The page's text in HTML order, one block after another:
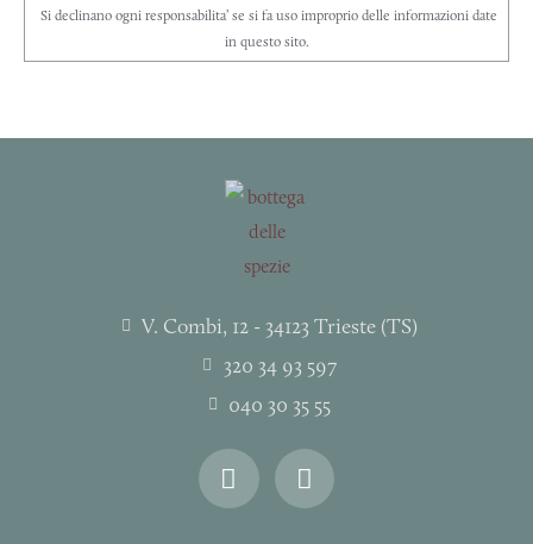
Si declinano ogni responsabilita’ se si fa uso improprio delle informazioni date
in questo sito.
V. Combi, 12 - 34123 Trieste (TS)
320 34 93 597
040 30 35 55
I
n
s
F
a
c